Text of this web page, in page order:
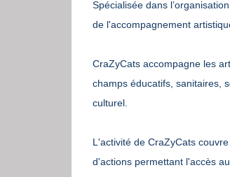
Spécialisée dans
de l'accompagnement
CraZyCats accompagne les
champs éducatifs, sanitaires,
culturel.
L'activité de CraZyCats
d'actions permettant l'accès